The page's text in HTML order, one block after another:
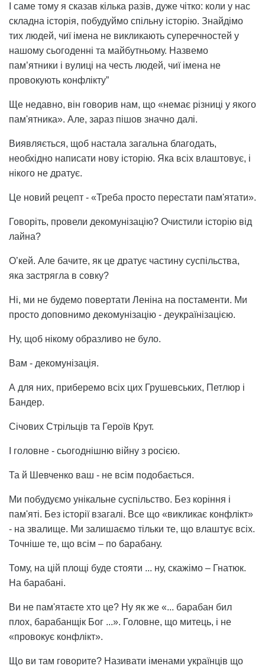
І саме тому я сказав кілька разів, дуже чітко: коли у нас
складна історія, побудуймо спільну історію. Знайдімо
тих людей, чиї імена не викликають суперечностей у
нашому сьогоденні та майбутньому. Назвемо
пам’ятники і вулиці на честь людей, чиї імена не
провокують конфлікту”
Ще недавно, він говорив нам, що «немає різниці у якого
пам'ятника». Але, зараз пішов значно далі.
Виявляється, щоб настала загальна благодать,
необхідно написати нову історію. Яка всіх влаштовує, і
нікого не дратує.
Це новий рецепт - «Треба просто перестати пам'ятати».
Говоріть, провели декомунізацію? Очистили історію від
лайна?
О’кей. Але бачите, як це дратує частину суспільства,
яка застрягла в совку?
Ні, ми не будемо повертати Леніна на постаменти. Ми
просто доповнимо декомунізацію - деукраїнізацією.
Ну, щоб нікому образливо не було.
Вам - декомунізація.
А для них, приберемо всіх цих Грушевських, Петлюр і
Бандер.
Січових Стрільців та Героїв Крут.
І головне - сьогоднішню війну з росією.
Та й Шевченко ваш - не всім подобається.
Ми побудуємо унікальне суспільство. Без коріння і
пам'яті. Без історії взагалі. Все що «викликає конфлікт»
- на звалище. Ми залишаємо тільки те, що влаштує всіх.
Точніше те, що всім – по барабану.
Тому, на цій площі буде стояти ... ну, скажімо – Гнатюк.
На барабані.
Ви не пам'ятаєте хто це? Ну як же «... барабан бил
плох, барабанщік Бог ...». Головне, що митець, і не
«провокує конфлікт».
Що ви там говорите? Називати іменами українців що